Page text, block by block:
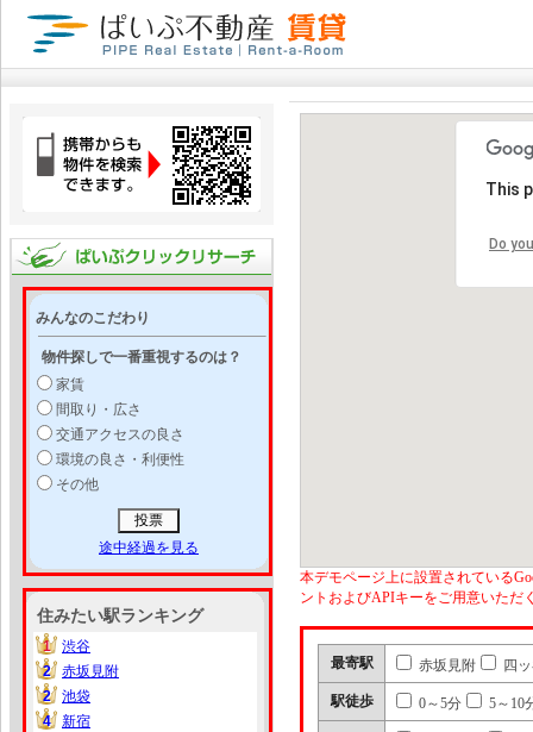
みんなのこだわり
物件探しで一番重視するのは？
家賃
間取り・広さ
交通アクセスの良さ
環境の良さ・利便性
その他
途中経過を見る
住みたい駅ランキング
1
1
渋谷
2
2
赤坂見附
2
2
池袋
4
4
新宿
This
Do
本デモページ上に設置されている
ントおよびAPIキーをご用意いただ
最寄駅 赤坂見附 四
駅徒歩 0～5分 5～10